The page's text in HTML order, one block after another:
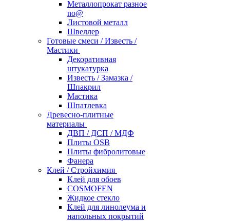
Металлопрокат разное
no@
Листовой металл
Швеллер
Готовые смеси / Известь /
Мастики
Декоративная
штукатурка
Известь / Замазка /
Шпакрил
Мастика
Шпатлевка
Древесно-плитные
материалы
ДВП / ДСП / МДФ
Плиты OSB
Плиты фибролитовые
Фанера
Клей / Стройхимия
Клей для обоев
COSMOFEN
Жидкое стекло
Клей для линолеума и
напольных покрытий